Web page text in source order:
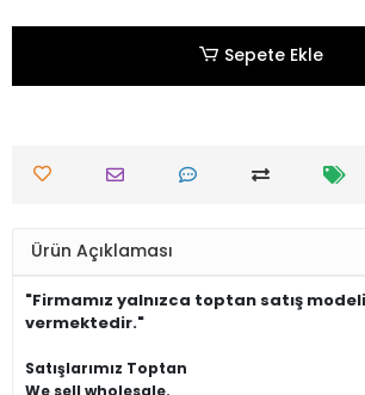
Sepete Ekle
Ürün Açıklaması
"Firmamız yalnızca toptan satış
vermektedir."
Satışlarımız Toptan
We sell wholesale.